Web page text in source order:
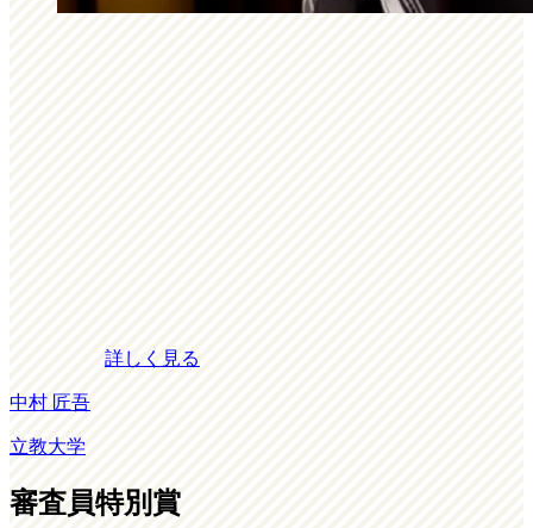
詳しく見る
中村 匠吾
立教大学
審査員特別賞